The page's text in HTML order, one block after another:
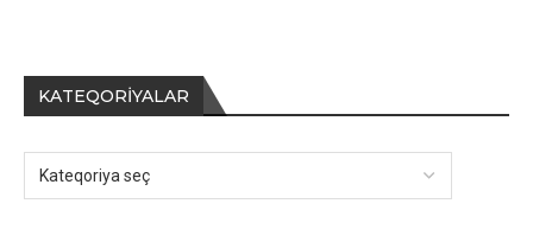
KATEQORIYALAR